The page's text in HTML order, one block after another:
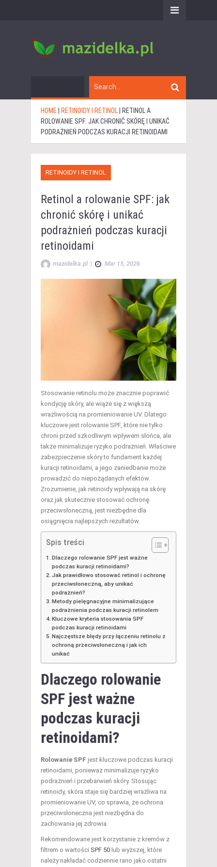
HOME RETINOIDY I RETINOL
RETINOL A
ROLOWANIE SPF: JAK CHRONIĆ SKÓRĘ I UNIKAĆ
PODRAŻNIEŃ PODCZAS KURACJI RETINOIDAMI
RETINOIDY I RETINOL
Retinol a rolowanie SPF: jak
chronić skórę i unikać
podrażnień podczas kuracji
retinoidami
mazidelka.pl | Mar 15, 2026
Stosowanie retinolu może znacznie poprawić
kondycję skóry, ale wiąże się z większą
wrażliwością na promieniowanie UV. Dlatego
kluczowe jest rolowanie SPF, które nie tylko
chroni przed szkodliwym wpływem słońca, ale
także minimalizuje ryzyko podrażnień. Właściwe
zabezpieczenie skóry to fundament każdej
kuracji retinoidami, a jego zaniedbanie może
prowadzić do niepożądanych efektów.
Zrozumienie, jak retinoidy wpływają na skórę
oraz jak skutecznie stosować ochronę
przeciwsłoneczną, jest niezbędne dla
osiągnięcia najlepszych rezultatów.
Spis treści
Dlaczego rolowanie SPF jest ważne
podczas kuracji retinoidami?
Jak prawidłowo stosować retinol i ochronę
przeciwsłoneczną, aby unikać
podrażnień?
Metody pielęgnacyjne minimalizujące
podrażnienia podczas kuracji retinolem
Kluczowe kryteria stosowania SPF
podczas kuracji retinoidami
Najczęstsze błędy przy łączeniu retinolu z
ochroną przeciwsłoneczną i jak ich
unikać
Dlaczego rolowanie
SPF jest ważne
podczas kuracji
retinoidami?
Rolowanie SPF jest kluczowe podczas kuracji
retinoidami, ponieważ minimalizuje ryzyko
podrażnień i przebarwień skóry. Stosując
retinoidy, skóra staje się bardziej wrażliwa na
promieniowanie UV, co sprawia, że ochrona
przeciwsłoneczna jest niezbędna do
zachowania jej zdrowia.
Rekomendowane jest korzystanie z kremów z
filtrem o wartości SPF 50 lub wyższej, które
należy nakładać codziennie rano jako ostatni